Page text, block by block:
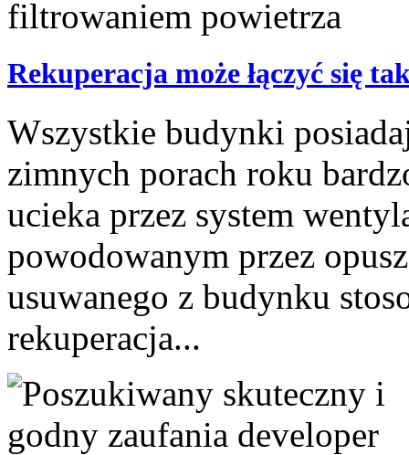
Rekuperacja może łączyć się
Wszystkie budynki
zimnych porach roku
ucieka przez system
powodowanym przez
usuwanego z budynku
rekuperacja...